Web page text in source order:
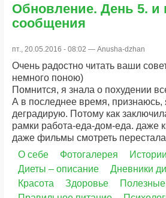
Обновление. День 5. и
сообщения
пт., 20.05.2016 - 08:02 — Anusha-dzhan
Очень радостно читать ваши
немного поною)
Помнится, я знала о похудении
А в последнее время, признаюсь,
деградирую. Потому как
рамки работа-еда-дом-еда. даже
даже фильмы смотреть
О себе
Фотогалерея
Диеты – описание
Дневники
Красота
Здоровье